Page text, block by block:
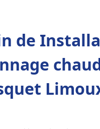
de